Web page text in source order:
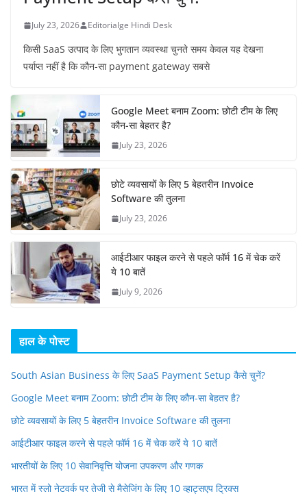
July 23, 2026 Editorialge Hindi Desk
किसी SaaS उत्पाद के लिए भुगतान व्यवस्था चुनते समय केवल यह देखना
पर्याप्त नहीं है कि कौन-सा payment gateway सबसे
Google Meet बनाम Zoom: छोटी टीम के लिए
कौन-सा बेहतर है?
July 23, 2026
छोटे व्यवसायों के लिए 5 बेहतरीन Invoice
Software की तुलना
July 23, 2026
आईटीआर फाइल करने से पहले फॉर्म 16 में चेक करें
ये 10 बातें
July 9, 2026
हाल के पोस्ट
South Asian Business के लिए SaaS Payment Setup कैसे चुनें?
Google Meet बनाम Zoom: छोटी टीम के लिए कौन-सा बेहतर है?
छोटे व्यवसायों के लिए 5 बेहतरीन Invoice Software की तुलना
आईटीआर फाइल करने से पहले फॉर्म 16 में चेक करें ये 10 बातें
भारतीयों के लिए 10 सेवानिवृत्ति योजना उपकरण और गणक
भारत में स्लो नेटवर्क पर तेजी से मैसेजिंग के लिए 10 व्हाट्सएप ट्रिक्स